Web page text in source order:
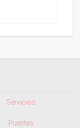
Servicios
Puentes